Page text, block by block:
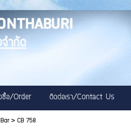
ำกัด
ซื้อ/Order ติดต่อเรา/Contact Us
>CB 758